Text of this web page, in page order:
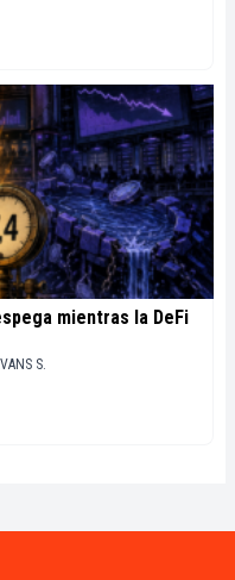
mientras la DeFi
S.